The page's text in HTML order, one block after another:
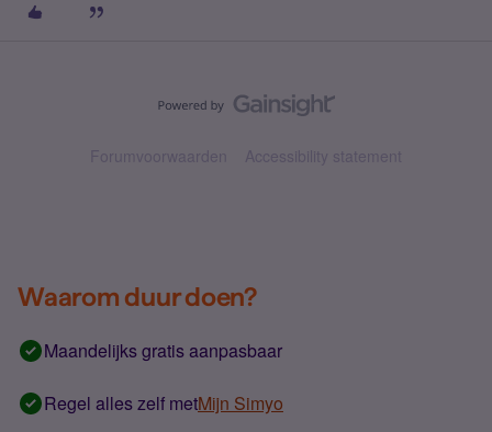
Forumvoorwaarden Accessibility statement
Waarom duur doen?
Maandelijks gratis aanpasbaar
Regel alles zelf metMijn Simyo